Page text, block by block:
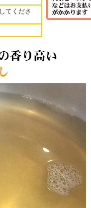
産の本枯れ節を使用した香り
異なり、香り豊かで濃厚な出
防ぐことができます。
てくださ